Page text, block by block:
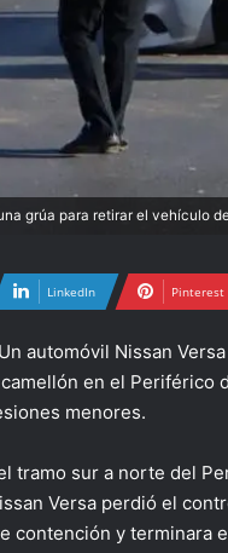
grúa para retirar el vehículo
LinkedIn Pinterest
automóvil Nissan
en el Periférico
menores.
tramo sur a norte del
Versa perdió el
contención y terminara